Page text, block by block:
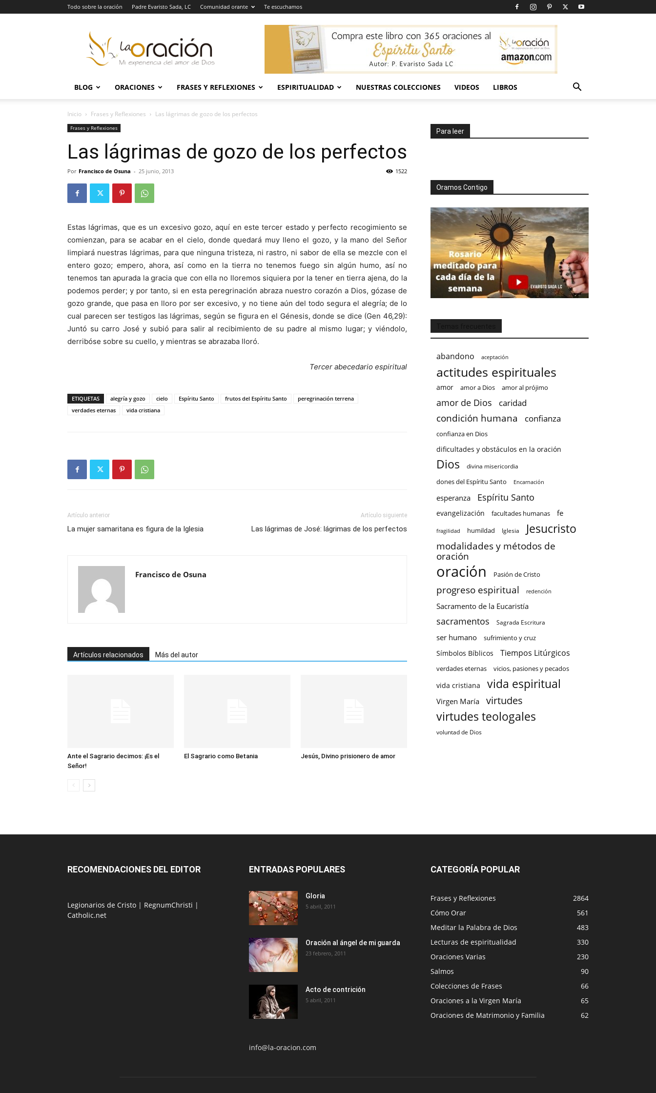
Todo sobre la oración Padre Evaristo Sada, LC Comunidad orante Te escuchamos
Oración
BLOG ORACIONES FRASES Y REFLEXIONES ESPIRITUALIDAD NUESTRAS COLECCIONES VIDEOS LIBROS
Inicio Frases y Reflexiones Las lágrimas de gozo de los perfectos
Frases y Reflexiones
Las lágrimas de gozo de los perfectos
Por Francisco de Osuna - 25 junio, 2013 1522
Estas lágrimas, que es un excesivo gozo, aquí en este tercer estado y perfecto recogimiento se
comienzan, para se acabar en el cielo, donde quedará muy lleno el gozo, y la mano del Señor
limpiará nuestras lágrimas, para que ninguna tristeza, ni rastro, ni sabor de ella se mezcle con el
entero gozo; empero, ahora, así como en la tierra no tenemos fuego sin algún humo, así no
tenemos tan apurada la gracia que con ella no lloremos siquiera por la tener en tierra ajena, do la
podemos perder; y por tanto, si en esta peregrinación abraza nuestro corazón a Dios, gózase de
gozo grande, que pasa en lloro por ser excesivo, y no tiene aún del todo segura el alegría; de lo
cual parecen ser testigos las lágrimas, según se figura en el Génesis, donde se dice (Gen 46,29):
Juntó su carro José y subió para salir al recibimiento de su padre al mismo lugar; y viéndolo,
derribóse sobre su cuello, y mientras se abrazaba lloró.
Tercer abecedario espiritual
ETIQUETAS alegría y gozo cielo Espíritu Santo frutos del Espíritu Santo
peregrinación terrena
verdades eternas
vida cristiana
Artículo anterior
La mujer samaritana es figura de la Iglesia
Artículo siguiente
Las lágrimas de José: lágrimas de los perfectos
Francisco de Osuna
Artículos relacionados Más del autor
Ante el Sagrario decimos: ¡Es el
Señor!
El Sagrario como Betania Jesús, Divino prisionero de amor
Para leer
Oramos Contigo
abandono aceptación
actitudes espirituales
amor amor a Dios amor al prójimo
amor de Dios caridad
condición humana confianza
confianza en Dios
dificultades y obstáculos en la oración
Dios divina misericordia
dones del Espíritu Santo Encarnación
esperanza Espíritu Santo
evangelización facultades humanas fe
fragilidad humildad Iglesia Jesucristo
modalidades y métodos de
oración
oración Pasión de Cristo
progreso espiritual redención
Sacramento de la Eucaristía
sacramentos Sagrada Escritura
ser humano sufrimiento y cruz
Símbolos Bíblicos Tiempos Litúrgicos
verdades eternas vicios, pasiones y pecados
vida cristiana vida espiritual
Virgen María virtudes
virtudes teologales
voluntad de Dios
RECOMENDACIONES DEL EDITOR
Legionarios de Cristo | RegnumChristi |
Catholic.net
ENTRADAS POPULARES
Gloria
5 abril, 2011
Oración al ángel de mi guarda
23 febrero, 2011
Acto de contrición
5 abril, 2011
info@la-oracion.com
CATEGORÍA POPULAR
Frases y Reflexiones
2864
Cómo Orar
561
Meditar la Palabra de Dios
483
Lecturas de espiritualidad
330
Oraciones Varias
230
Salmos
90
Colecciones de Frases
66
Oraciones a la Virgen María
65
Oraciones de Matrimonio y Familia
62